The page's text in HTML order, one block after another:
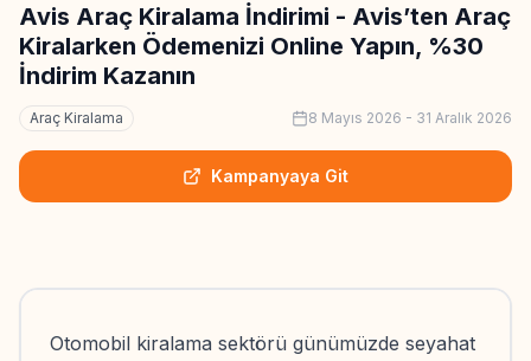
Avis Araç Kiralama İndirimi - Avis’ten Araç
Kiralarken Ödemenizi Online Yapın, %30
İndirim Kazanın
Araç Kiralama 8 Mayıs 2026 - 31 Aralık 2026
Kampanyaya Git
Otomobil kiralama sektörü günümüzde seyahat